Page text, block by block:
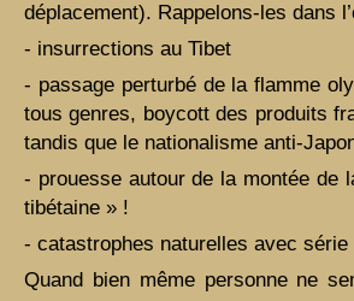
déplacement). Rappelons-les dans
- insurrections au Tibet
- passage perturbé de la flamme
tous genres, boycott des produits
tandis que le nationalisme anti-
- prouesse autour de la montée de
tibétaine » !
- catastrophes naturelles avec
Quand bien même personne ne